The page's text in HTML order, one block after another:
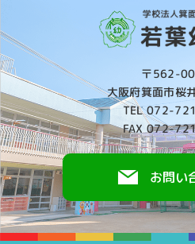
〒562-
大阪府箕面市桜
TEL 072-
FAX 072-
お問い